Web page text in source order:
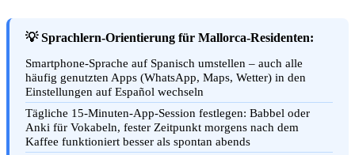
💡 Sprachlern-Orientierung für Mallorca-Residenten:
Smartphone-Sprache auf Spanisch umstellen – auch alle
häufig genutzten Apps (WhatsApp, Maps, Wetter) in den
Einstellungen auf Español wechseln
Tägliche 15-Minuten-App-Session festlegen: Babbel oder
Anki für Vokabeln, fester Zeitpunkt morgens nach dem
Kaffee funktioniert besser als spontan abends